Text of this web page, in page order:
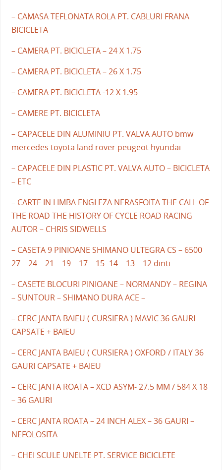
– CAMASA TEFLONATA ROLA PT. CABLURI FRANA
BICICLETA
– CAMERA PT. BICICLETA – 24 X 1.75
– CAMERA PT. BICICLETA – 26 X 1.75
– CAMERA PT. BICICLETA -12 X 1.95
– CAMERE PT. BICICLETA
– CAPACELE DIN ALUMINIU PT. VALVA AUTO bmw
mercedes toyota land rover peugeot hyundai
– CAPACELE DIN PLASTIC PT. VALVA AUTO – BICICLETA
– ETC
– CARTE IN LIMBA ENGLEZA NERASFOITA THE CALL OF
THE ROAD THE HISTORY OF CYCLE ROAD RACING
AUTOR – CHRIS SIDWELLS
– CASETA 9 PINIOANE SHIMANO ULTEGRA CS – 6500
27 – 24 – 21 – 19 – 17 – 15- 14 – 13 – 12 dinti
– CASETE BLOCURI PINIOANE – NORMANDY – REGINA
– SUNTOUR – SHIMANO DURA ACE –
– CERC JANTA BAIEU ( CURSIERA ) MAVIC 36 GAURI
CAPSATE + BAIEU
– CERC JANTA BAIEU ( CURSIERA ) OXFORD / ITALY 36
GAURI CAPSATE + BAIEU
– CERC JANTA ROATA – XCD ASYM- 27.5 MM / 584 X 18
– 36 GAURI
– CERC JANTA ROATA – 24 INCH ALEX – 36 GAURI –
NEFOLOSITA
– CHEI SCULE UNELTE PT. SERVICE BICICLETE